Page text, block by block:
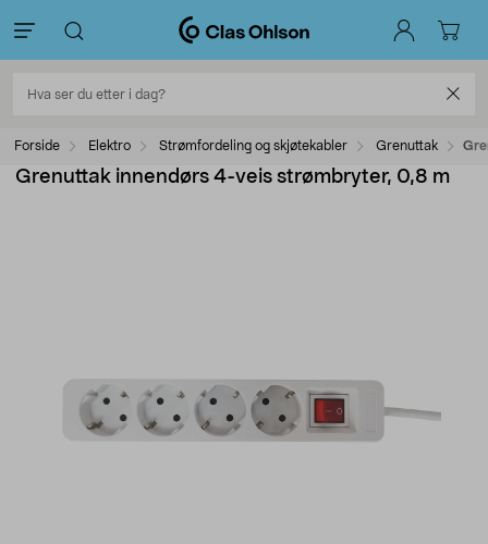
Forside Elektro Strømfordeling og skjøtekabler Grenuttak
Grenuttak innendørs 4-veis strømbryter, 0,8 m